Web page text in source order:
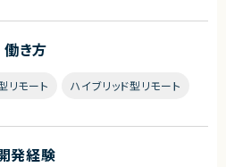
働き方
リモート ハイブリッド型リモート
発経験